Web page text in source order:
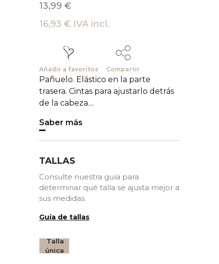
13,99 €
16,93 € IVA incl.
Añadir a favoritos Compartir
Pañuelo. Elástico en la parte
trasera. Cintas para ajustarlo detrás
de la cabeza....
Saber más
TALLAS
Consulte nuestra guía para
determinar qué talla se ajusta mejor a
sus medidas.
Guía de tallas
Talla
única